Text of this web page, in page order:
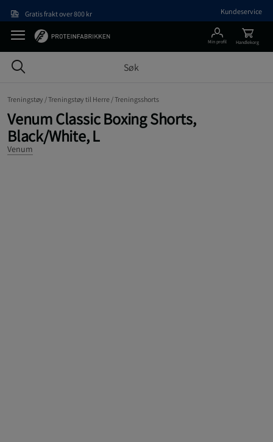
Gratis frakt over 800 kr Kundeservice
Min profil Handlekorg
Treningstøy /Treningstøy til Herre /Treningsshorts
Venum Classic Boxing Shorts,
Black/White, L
Venum